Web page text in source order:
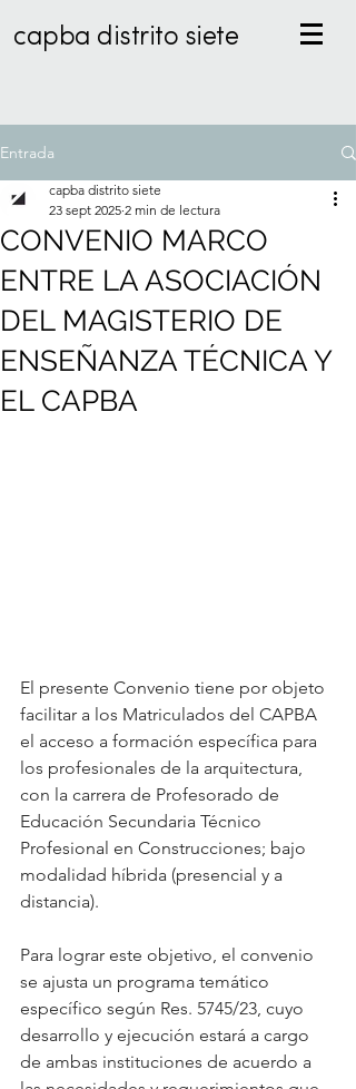
capba distrito siete
Entrada
CONVENIO MARCO
ENTRE LA ASOCIACIÓN
DEL MAGISTERIO DE
ENSEÑANZA TÉCNICA Y
EL CAPBA
capba distrito siete
23 sept 2025 2 min de lectura
El presente Convenio tiene por objeto
facilitar a los Matriculados del CAPBA
el acceso a formación específica para
los profesionales de la arquitectura,
con la carrera de Profesorado de
Educación Secundaria Técnico
Profesional en Construcciones; bajo
modalidad híbrida (presencial y a
distancia).
Para lograr este objetivo, el convenio
se ajusta un programa temático
específico según Res. 5745/23, cuyo
desarrollo y ejecución estará a cargo
de ambas instituciones de acuerdo a